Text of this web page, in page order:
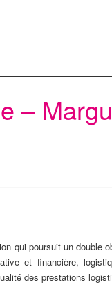
–
qui poursuit un double
et financière,
des prestations